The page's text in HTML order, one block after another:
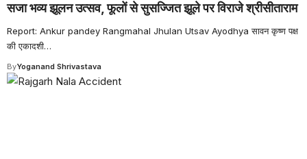
सजा भव्य झूलन उत्सव, फूलों से सुसज्जित झूले पर विराजे श्रीसीताराम
Report: Ankur pandey Rangmahal Jhulan Utsav Ayodhya सावन कृष्ण पक्ष
की एकादशी…
ByYoganand Shrivastava